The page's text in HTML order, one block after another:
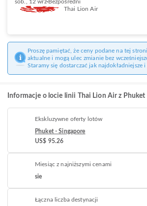
sob., 12 wrz Bezpośredni
Thai Lion Air
Proszę pamiętać, że ceny podane na tej
aktualne i mogą ulec zmianie bez
Staramy się dostarczać jak najdokładniejsze
Informacje o locie linii Thai Lion Air z Phuket
Ekskluzywne oferty lotów
Phuket - Singapore
US$ 95.26
Miesiąc z najniższymi cenami
sie
Łączna liczba destynacji